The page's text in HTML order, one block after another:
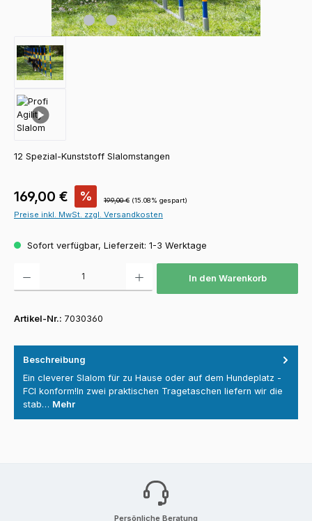
12 Spezial-Kunststoff Slalomstangen
Verkaufspreis:
169,00 € % Regulärer Preis:
199,00 € (15.08% gespart)
Preise inkl. MwSt. zzgl. Versandkosten
Sofort verfügbar, Lieferzeit: 1-3 Werktage
In den Warenkorb
Artikel-Nr.: 7030360
Beschreibung
Ein cleverer Slalom für zu Hause oder auf dem Hundeplatz -
FCI konform!In zwei praktischen Tragetaschen liefern wir die
stab… Mehr
Persönliche Beratung